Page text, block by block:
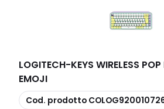
LOGITECH-KEYS WIRELESS
EMOJI
copia
Cod. prodotto